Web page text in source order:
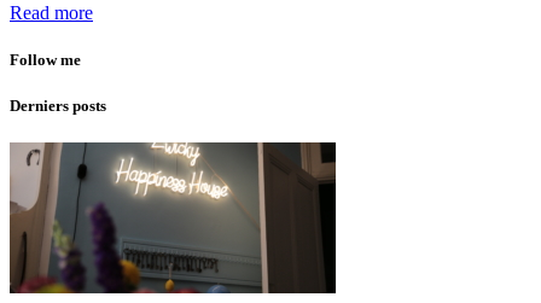
Read more
Follow me
Derniers posts